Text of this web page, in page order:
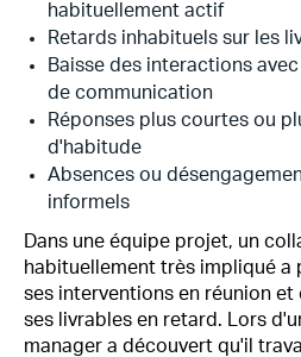
habituellement actif
Retards inhabituels sur les
Baisse des interactions
de communication
Réponses plus courtes ou
d'habitude
Absences ou
informels
Dans une équipe projet, un
habituellement très impliqué
ses interventions en réunion
ses livrables en retard. Lors
manager a découvert qu'il